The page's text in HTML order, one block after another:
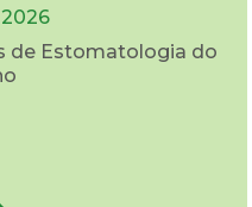
de Estomatologia do